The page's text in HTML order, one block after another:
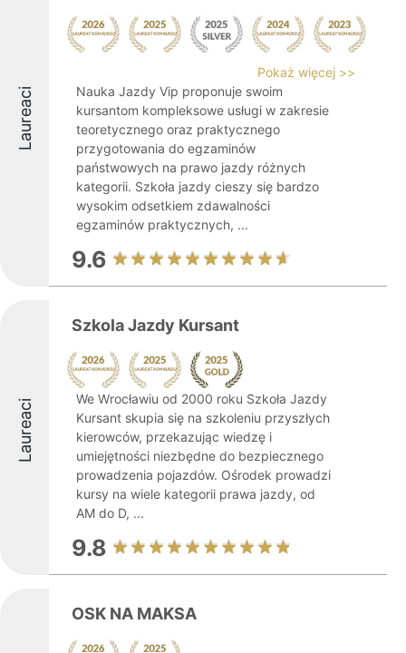
Laureaci
Pokaż więcej >>
Nauka Jazdy Vip proponuje swoim
kursantom kompleksowe usługi w zakresie
teoretycznego oraz praktycznego
przygotowania do egzaminów
państwowych na prawo jazdy różnych
kategorii. Szkoła jazdy cieszy się bardzo
wysokim odsetkiem zdawalności
egzaminów praktycznych, ...
9.6
Laureaci
Szkola Jazdy Kursant
We Wrocławiu od 2000 roku Szkoła Jazdy
Kursant skupia się na szkoleniu przyszłych
kierowców, przekazując wiedzę i
umiejętności niezbędne do bezpiecznego
prowadzenia pojazdów. Ośrodek prowadzi
kursy na wiele kategorii prawa jazdy, od
AM do D, ...
9.8
OSK NA MAKSA